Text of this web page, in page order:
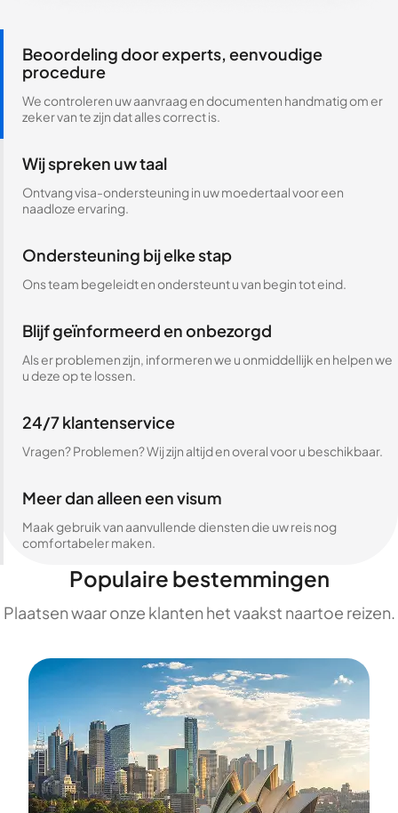
Beoordeling door experts, eenvoudige
procedure
We controleren uw aanvraag en documenten handmatig om er
zeker van te zijn dat alles correct is.
Wij spreken uw taal
Ontvang visa-ondersteuning in uw moedertaal voor een
naadloze ervaring.
Ondersteuning bij elke stap
Ons team begeleidt en ondersteunt u van begin tot eind.
Blijf geïnformeerd en onbezorgd
Als er problemen zijn, informeren we u onmiddellijk en helpen we
u deze op te lossen.
24/7 klantenservice
Vragen? Problemen? Wij zijn altijd en overal voor u beschikbaar.
Meer dan alleen een visum
Maak gebruik van aanvullende diensten die uw reis nog
comfortabeler maken.
Populaire bestemmingen
Plaatsen waar onze klanten het vaakst naartoe reizen.